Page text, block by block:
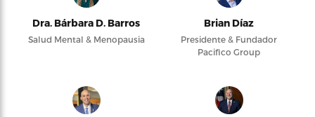
Dra. Bárbara D. Barros
Salud Mental & Menopausia
Brian Díaz
Presidente & Fundador
Pacifico Group